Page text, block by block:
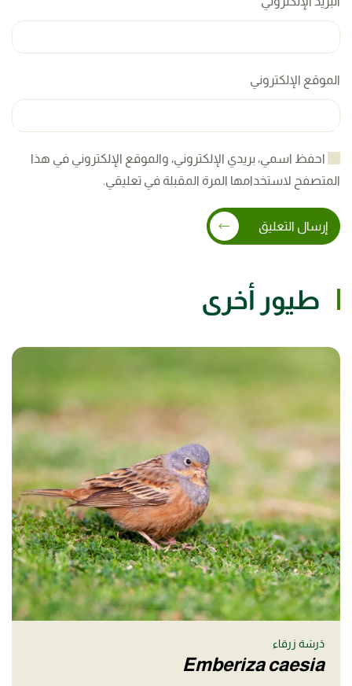
الموقع الإلكتروني
احفظ اسمي، بريدي الإلكتروني، والموقع الإلكتروني في هذا
المتصفح لاستخدامها المرة المقبلة في تعليقي.
إرسال التعليق
طيور أخرى
دَرسَة زرقاء
Emberiza caesia